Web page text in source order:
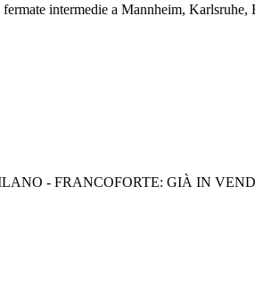
intermedie a Mannheim,
- FRANCOFORTE: GIÀ IN